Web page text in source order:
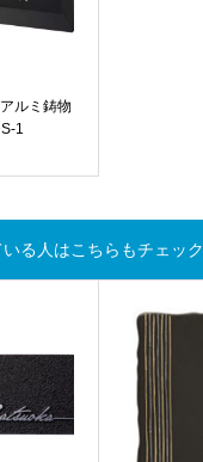
ルミ鋳物
1
る人はこちらもチェック